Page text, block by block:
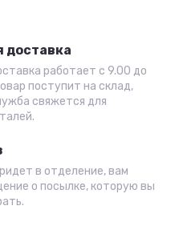
доставка
работает с 9.00 до
поступит на склад,
свяжется для
в отделение, вам
о посылке, которую вы